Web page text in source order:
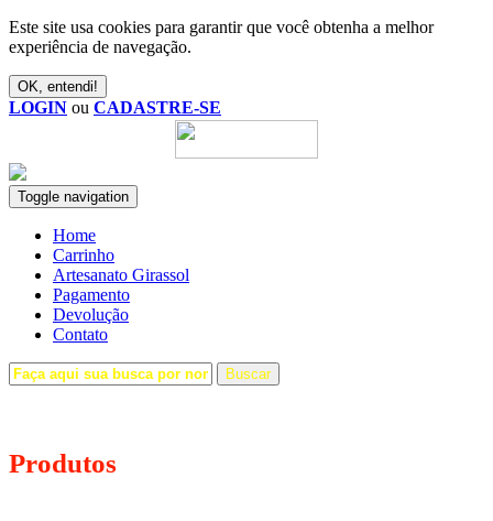
Este site usa cookies para garantir que você obtenha a melhor
experiência de navegação.
OK, entendi!
LOGIN ou CADASTRE-SE
Toggle navigation
Home
Carrinho
Artesanato Girassol
Pagamento
Devolução
Contato
Buscar
Produtos